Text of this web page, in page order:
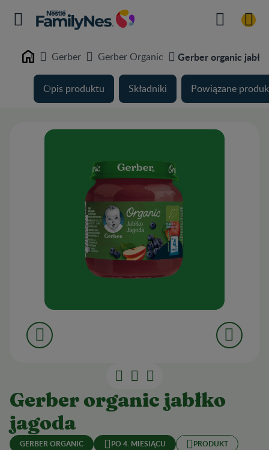
Home Gerber Gerber Organic Gerber organic
Opis produktu Składniki Powiązane
Gerber organic jabłko
jagoda
GERBER ORGANIC PO 4. MIESIĄCU
PRODUKT